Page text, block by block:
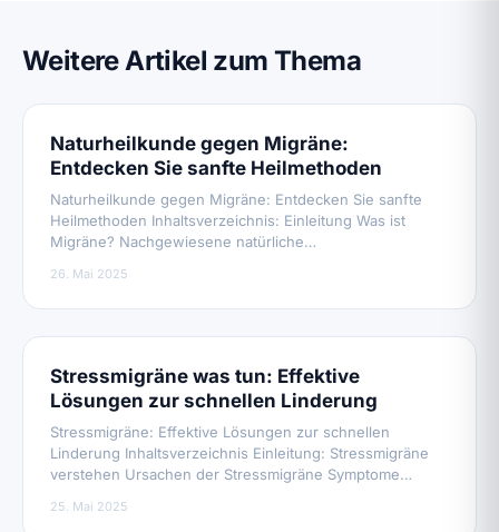
Weitere Artikel zum Thema
Naturheilkunde gegen Migräne:
Entdecken Sie sanfte Heilmethoden
Naturheilkunde gegen Migräne: Entdecken Sie sanfte
Heilmethoden Inhaltsverzeichnis: Einleitung Was ist
Migräne? Nachgewiesene natürliche…
26. Mai 2025
Stressmigräne was tun: Effektive
Lösungen zur schnellen Linderung
Stressmigräne: Effektive Lösungen zur schnellen
Linderung Inhaltsverzeichnis Einleitung: Stressmigräne
verstehen Ursachen der Stressmigräne Symptome…
25. Mai 2025